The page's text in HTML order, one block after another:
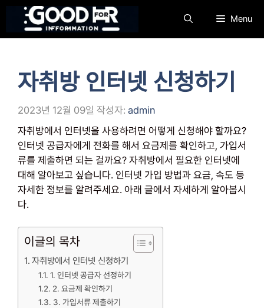
츠
Menu
자취방 인터넷 신청하기
2023년 12월 09일 작성자: admin
자취방에서 인터넷을 사용하려면 어떻게 신청해야 할까요?
인터넷 공급자에게 전화를 해서 요금제를 확인하고, 가입서
류를 제출하면 되는 걸까요? 자취방에서 필요한 인터넷에
대해 알아보고 싶습니다. 인터넷 가입 방법과 요금, 속도 등
자세한 정보를 알려주세요. 아래 글에서 자세하게 알아봅시
다.
이글의 목차
자취방에서 인터넷 신청하기
1. 인터넷 공급자 선정하기
2. 요금제 확인하기
3. 가입서류 제출하기